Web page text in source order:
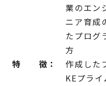
業のエン
ニア育成
たプログ
方
特 徴：
作成した
KEプラ